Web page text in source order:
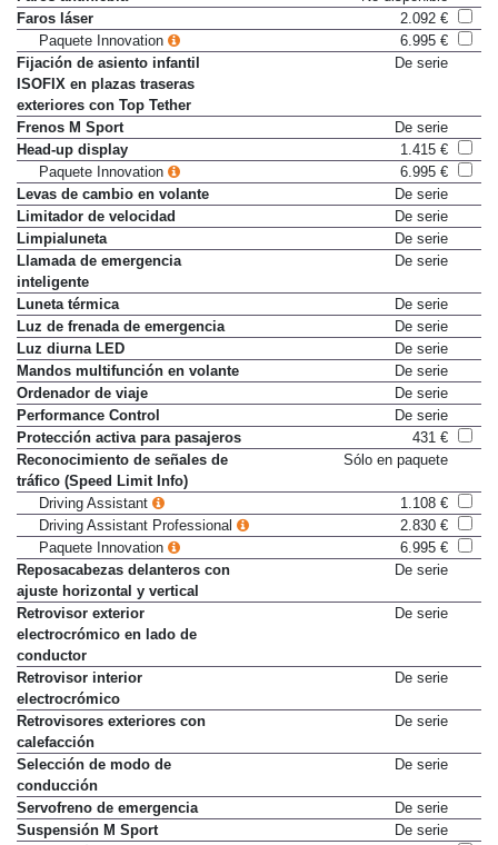
Faros antiniebla
No disponible
Faros láser
2.092 €
Paquete Innovation
6.995 €
Fijación de asiento infantil
ISOFIX en plazas traseras
exteriores con Top Tether
Frenos M Sport
De serie
Head-up display
1.415 €
Paquete Innovation
6.995 €
Levas de cambio en volante
De serie
Limitador de velocidad
De serie
Limpialuneta
De serie
Llamada de emergencia
inteligente
Luneta térmica
De serie
Luz de frenada de emergencia
De serie
Luz diurna LED
De serie
Mandos multifunción en volante
De serie
Ordenador de viaje
De serie
Performance Control
De serie
Protección activa para pasajeros
431 €
Reconocimiento de señales de
tráfico (Speed Limit Info)
Driving Assistant
1.108 €
Driving Assistant Professional
2.830 €
Paquete Innovation
6.995 €
Reposacabezas delanteros con
ajuste horizontal y vertical
Retrovisor exterior
electrocrómico en lado de
conductor
Retrovisor interior
electrocrómico
Retrovisores exteriores con
calefacción
Selección de modo de
conducción
Servofreno de emergencia
De serie